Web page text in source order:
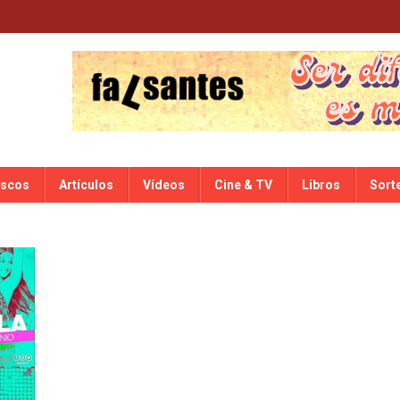
Artículos Vídeos Cine & TV Libros